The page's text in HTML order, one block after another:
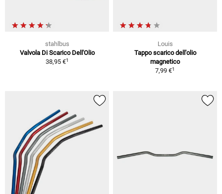
stahlbus
Valvola Di Scarico Dell'Olio
38,95 €1
Louis
Tappo scarico dell'olio
magnetico
7,99 €1